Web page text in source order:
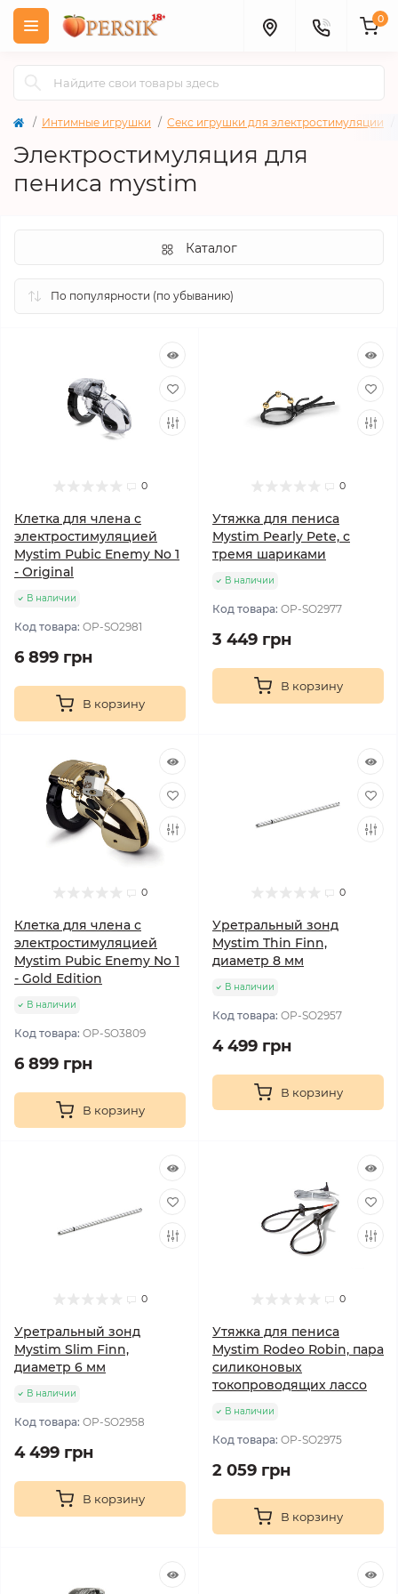
0
Интимные игрушки Секс игрушки для электростимуляции
Электростимуляция для
пениса mystim
Каталог
0
Клетка для члена с
электростимуляцией
Mystim Pubic Enemy No 1
- Original
В наличии
Код товара: OP-SO2981
6 899 грн
В корзину
0
Утяжка для пениса
Mystim Pearly Pete, с
тремя шариками
В наличии
Код товара: OP-SO2977
3 449 грн
В корзину
0
Клетка для члена с
электростимуляцией
Mystim Pubic Enemy No 1
- Gold Edition
В наличии
Код товара: OP-SO3809
6 899 грн
В корзину
0
Уретральный зонд
Mystim Thin Finn,
диаметр 8 мм
В наличии
Код товара: OP-SO2957
4 499 грн
В корзину
0
Уретральный зонд
Mystim Slim Finn,
диаметр 6 мм
В наличии
Код товара: OP-SO2958
4 499 грн
В корзину
0
Утяжка для пениса
Mystim Rodeo Robin, пара
силиконовых
токопроводящих лассо
В наличии
Код товара: OP-SO2975
2 059 грн
В корзину